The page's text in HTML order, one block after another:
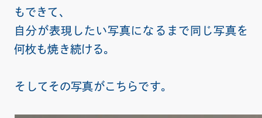
もできて、
自分が表現したい写真になるまで同じ写真を
何枚も焼き続ける。
そしてその写真がこちらです。